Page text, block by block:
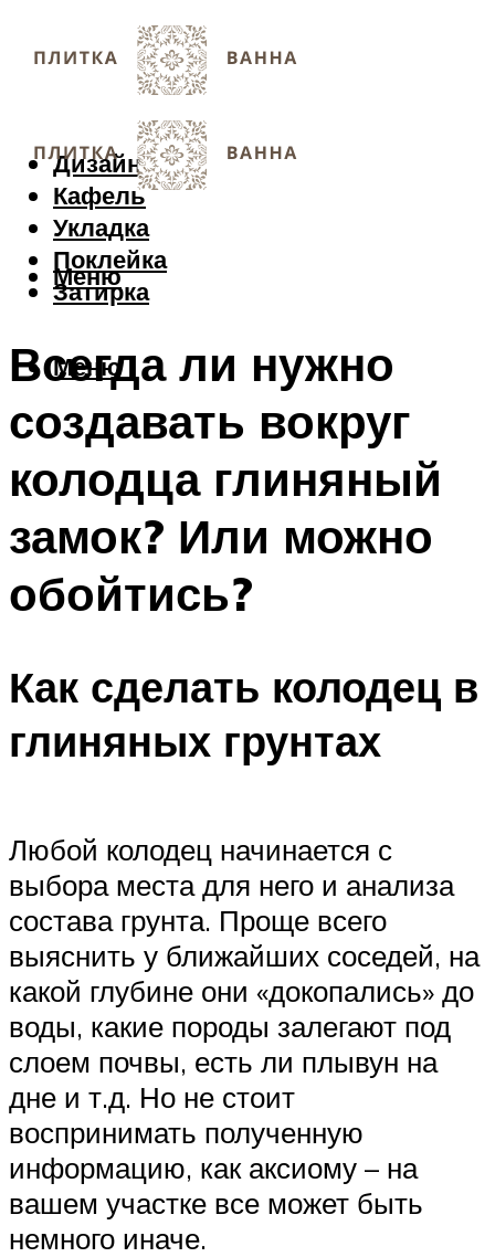
Дизайн
Кафель
Укладка
Поклейка
Затирка
Меню
Меню
Всегда ли нужно
создавать вокруг
колодца глиняный
замок? Или можно
обойтись?
Как сделать колодец в
глиняных грунтах
Любой колодец начинается с
выбора места для него и анализа
состава грунта. Проще всего
выяснить у ближайших соседей, на
какой глубине они «докопались» до
воды, какие породы залегают под
слоем почвы, есть ли плывун на
дне и т.д. Но не стоит
воспринимать полученную
информацию, как аксиому – на
вашем участке все может быть
немного иначе.